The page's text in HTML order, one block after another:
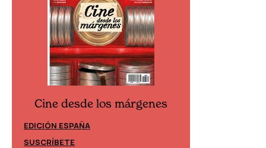
Cine desde los márgenes
EDICIÓN ESPAÑA
SUSCRÍBETE